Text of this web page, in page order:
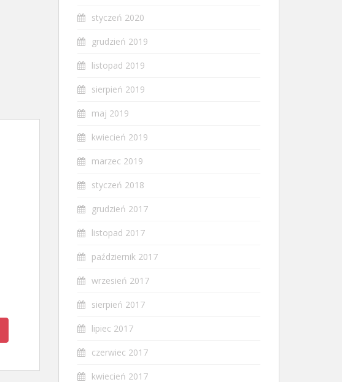
styczeń 2020
grudzień 2019
listopad 2019
sierpień 2019
maj 2019
kwiecień 2019
marzec 2019
styczeń 2018
grudzień 2017
listopad 2017
październik 2017
wrzesień 2017
sierpień 2017
lipiec 2017
czerwiec 2017
kwiecień 2017